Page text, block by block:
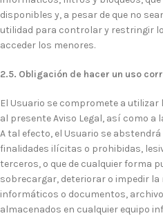
disponibles y, a pesar de que no
utilidad para controlar y restringir
acceder los menores.
2.5. Obligación de hacer un uso
El Usuario se compromete a utilizar
al presente Aviso Legal, así como
A tal efecto, el Usuario se
finalidades ilícitas o prohibidas,
terceros, o que de cualquier forma
sobrecargar, deteriorar o impedir
informáticos o documentos,
almacenados en cualquier equipo